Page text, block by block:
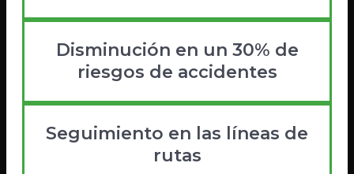
Disminución en un 30% de
riesgos de accidentes
Seguimiento en las líneas de
rutas